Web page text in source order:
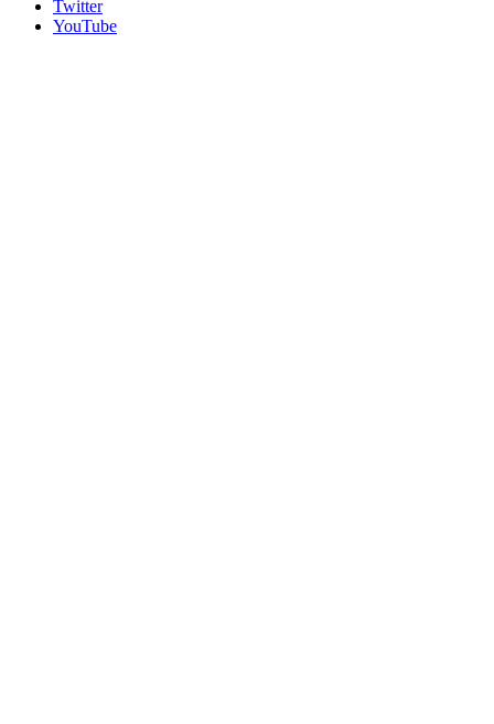
Twitter
YouTube